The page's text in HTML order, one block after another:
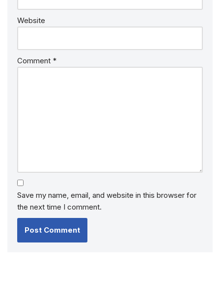
Website
Comment *
Save my name, email, and website in this browser for
the next time I comment.